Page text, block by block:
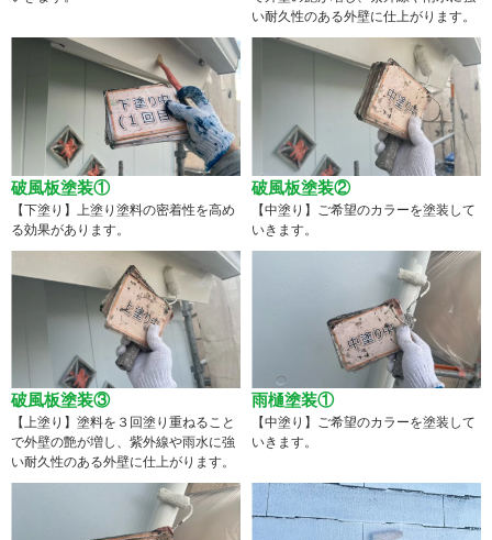
い耐久性のある外壁に仕上がります。
破風板塗装①
【下塗り】上塗り塗料の密着性を高め
る効果があります。
破風板塗装②
【中塗り】ご希望のカラーを塗装して
いきます。
破風板塗装③
【上塗り】塗料を３回塗り重ねること
で外壁の艶が増し、紫外線や雨水に強
い耐久性のある外壁に仕上がります。
雨樋塗装①
【中塗り】ご希望のカラーを塗装して
いきます。